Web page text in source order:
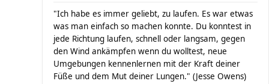
"Ich habe es immer geliebt, zu laufen. Es war etwas
was man einfach so machen konnte. Du konntest in
jede Richtung laufen, schnell oder langsam, gegen
den Wind ankämpfen wenn du wolltest, neue
Umgebungen kennenlernen mit der Kraft deiner
Füße und dem Mut deiner Lungen." (Jesse Owens)